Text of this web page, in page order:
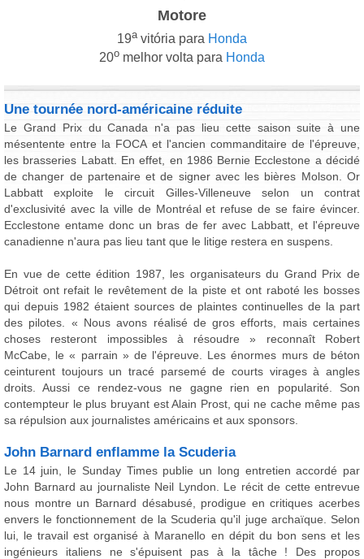
Motore
19avitória para Honda
20o melhor volta para Honda
Une tournée nord-américaine réduite
Le Grand Prix du Canada n'a pas lieu cette saison suite à une
mésentente entre la FOCA et l'ancien commanditaire de l'épreuve,
les brasseries Labatt. En effet, en 1986 Bernie Ecclestone a décidé
de changer de partenaire et de signer avec les bières Molson. Or
Labbatt exploite le circuit Gilles-Villeneuve selon un contrat
d'exclusivité avec la ville de Montréal et refuse de se faire évincer.
Ecclestone entame donc un bras de fer avec Labbatt, et l'épreuve
canadienne n'aura pas lieu tant que le litige restera en suspens.
En vue de cette édition 1987, les organisateurs du Grand Prix de
Détroit ont refait le revêtement de la piste et ont raboté les bosses
qui depuis 1982 étaient sources de plaintes continuelles de la part
des pilotes. « Nous avons réalisé de gros efforts, mais certaines
choses resteront impossibles à résoudre » reconnaît Robert
McCabe, le « parrain » de l'épreuve. Les énormes murs de béton
ceinturent toujours un tracé parsemé de courts virages à angles
droits. Aussi ce rendez-vous ne gagne rien en popularité. Son
contempteur le plus bruyant est Alain Prost, qui ne cache même pas
sa répulsion aux journalistes américains et aux sponsors.
John Barnard enflamme la Scuderia
Le 14 juin, le Sunday Times publie un long entretien accordé par
John Barnard au journaliste Neil Lyndon. Le récit de cette entrevue
nous montre un Barnard désabusé, prodigue en critiques acerbes
envers le fonctionnement de la Scuderia qu'il juge archaïque. Selon
lui, le travail est organisé à Maranello en dépit du bon sens et les
ingénieurs italiens ne s'épuisent pas à la tâche ! Des propos